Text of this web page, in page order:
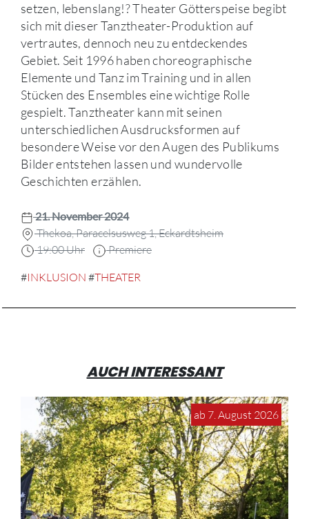
setzen, lebenslang!? Theater Götterspeise begibt
sich mit dieser Tanztheater-Produktion auf
vertrautes, dennoch neu zu entdeckendes
Gebiet. Seit 1996 haben choreographische
Elemente und Tanz im Training und in allen
Stücken des Ensembles eine wichtige Rolle
gespielt. Tanztheater kann mit seinen
unterschiedlichen Ausdrucksformen auf
besondere Weise vor den Augen des Publikums
Bilder entstehen lassen und wundervolle
Geschichten erzählen.
21. November 2024
Thekoa, Paracelsusweg 1, Eckardtsheim
19:00 Uhr
Premiere
#INKLUSION #THEATER
AUCH INTERESSANT
ab 7. August 2026